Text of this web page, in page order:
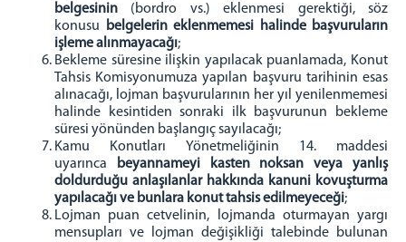
belgesinin (bordro vs.) eklenmesi gerektiği, söz
konusu
belgelerin eklenmemesi halinde başvuruların
işleme alınmayacağı;
Bekleme süresine ilişkin yapılacak puanlamada, Konut
Tahsis Komisyonumuza yapılan başvuru tarihinin esas
alınacağı, lojman başvurularının her yıl yenilenmemesi
halinde kesintiden sonraki ilk başvurunun bekleme
süresi yönünden başlangıç sayılacağı;
Kamu Konutları Yönetmeliğinin 14. maddesi
uyarınca
beyannameyi kasten noksan veya yanlış
doldurduğu anlaşılanlar hakkında kanuni kovuşturma
yapılacağı ve bunlara konut tahsis edilmeyeceği;
Lojman puan cetvelinin, lojmanda oturmayan yargı
mensupları ve lojman değişikliği talebinde bulunan